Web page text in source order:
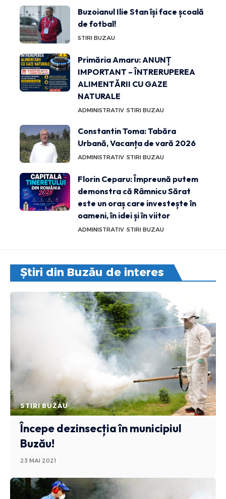
Buzoianul Ilie Stan își face școală
de fotbal!
STIRI BUZAU
Primăria Amaru: ANUNȚ
IMPORTANT – ÎNTRERUPEREA
ALIMENTĂRII CU GAZE
NATURALE
ADMINISTRATIV STIRI BUZAU
Constantin Toma: Tabăra
Urbană, Vacanța de vară 2026
ADMINISTRATIV STIRI BUZAU
Florin Ceparu: Împreună putem
demonstra că Râmnicu Sărat
este un oraș care investește în
oameni, în idei și în viitor
ADMINISTRATIV STIRI BUZAU
Știri din Buzău de interes
STIRI BUZAU
Începe dezinsecția în municipiul
Buzău!
23 MAI 2021